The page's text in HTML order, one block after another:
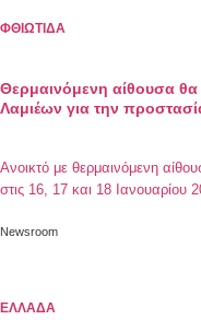
ΦΘΙΩΤΙΔΑ
Θερμαινόμενη αίθουσα
Λαμιέων για την
Ανοικτό με θερμαινόμενη
στις 16, 17 και 18 Ιανουαρίου
Ομήρου, παραπλεύρως του
μπορείτε να επικοινωνείτε […]
Newsroom
ΕΛΛΑΔΑ